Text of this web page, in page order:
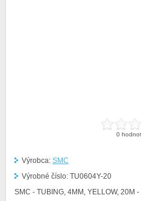
0
Výrobca: SMC
Výrobné číslo: TU0604Y-20
SMC - TUBING, 4MM, YELLOW, 20M